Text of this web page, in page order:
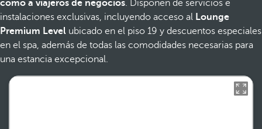
como a viajeros de negocios. Disponen de servicios e
instalaciones exclusivas, incluyendo acceso al Lounge
Premium Level ubicado en el piso 19 y descuentos especiales
en el spa, además de todas las comodidades necesarias para
una estancia excepcional.